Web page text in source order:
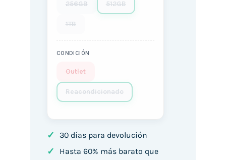
256GB 512GB
1TB
CONDICIÓN
Outlet
Reacondicionado
✓ 30 días para devolución
✓
Hasta 60% más barato que